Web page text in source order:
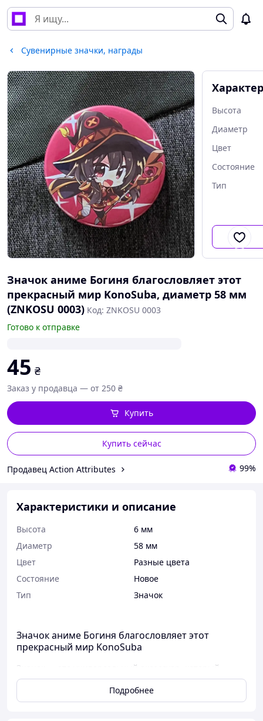
Сувенирные значки, награды
Высота
Диаметр
Цвет
Состояние
Тип
Значок аниме Богиня благословляет этот
прекрасный мир KonoSuba, диаметр 58 мм
(ZNKOSU 0003) Код: ZNKOSU 0003
Готово к отправке
45 ₴
Заказ у продавца — от 250 ₴
Купить сейчас
Купить
Продавец Action Attributes 99%
Характеристики и описание
Высота
6 мм
Диаметр
58 мм
Цвет
Разные цвета
Состояние
Новое
Тип
Значок
Значок аниме Богиня благословляет этот
прекрасный мир KonoSuba
Значок — это универсальный аксессуар, который
используется как элемент самовыражения и
дополнение к образу. Он позволяет подчеркнуть
интересы, стиль или принадлежность к определённой
Подробнее